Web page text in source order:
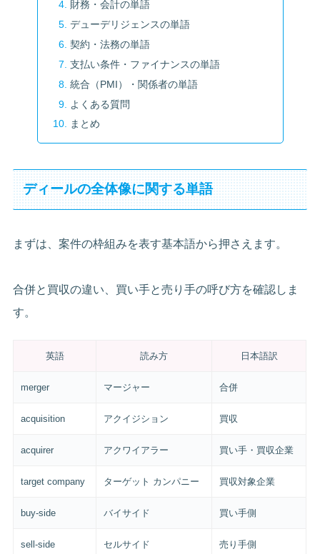
財務・会計の単語
デューデリジェンスの単語
契約・法務の単語
支払い条件・ファイナンスの単語
統合（PMI）・関係者の単語
よくある質問
まとめ
ディールの全体像に関する単語
まずは、案件の枠組みを表す基本語から押さえます。
合併と買収の違い、買い手と売り手の呼び方を確認しま
す。
英語 読み方 日本語訳
merger マージャー 合併
acquisition アクイジション 買収
acquirer アクワイアラー 買い手・買収企業
target company ターゲット カンパニー 買収対象企業
buy-side バイサイド 買い手側
sell-side セルサイド 売り手側